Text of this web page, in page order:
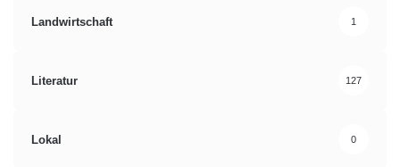
Landwirtschaft 1
Literatur 127
Lokal 0